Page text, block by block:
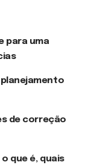
para uma
de correção
que é, quais